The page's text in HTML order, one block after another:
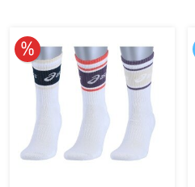
10% reduziert